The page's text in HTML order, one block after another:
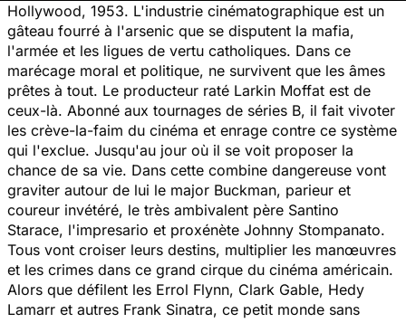
Hollywood, 1953. L'industrie cinématographique est un
gâteau fourré à l'arsenic que se disputent la mafia,
l'armée et les ligues de vertu catholiques. Dans ce
marécage moral et politique, ne survivent que les âmes
prêtes à tout. Le producteur raté Larkin Moffat est de
ceux-là. Abonné aux tournages de séries B, il fait vivoter
les crève-la-faim du cinéma et enrage contre ce système
qui l'exclue. Jusqu'au jour où il se voit proposer la
chance de sa vie. Dans cette combine dangereuse vont
graviter autour de lui le major Buckman, parieur et
coureur invétéré, le très ambivalent père Santino
Starace, l'impresario et proxénète Johnny Stompanato.
Tous vont croiser leurs destins, multiplier les manœuvres
et les crimes dans ce grand cirque du cinéma américain.
Alors que défilent les Errol Flynn, Clark Gable, Hedy
Lamarr et autres Frank Sinatra, ce petit monde sans